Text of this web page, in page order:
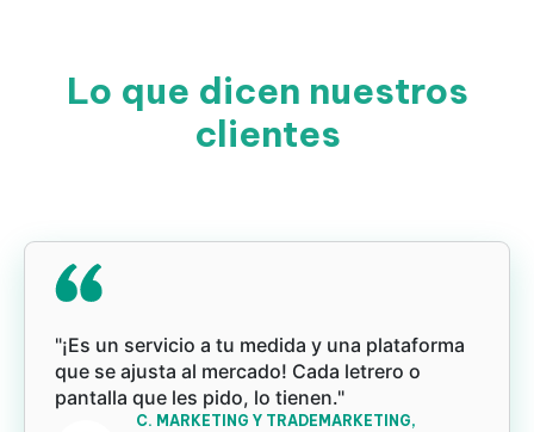
Lo que dicen nuestros
clientes
"¡Es un servicio a tu medida y una plataforma
que se ajusta al mercado! Cada letrero o
pantalla que les pido, lo tienen."
C. MARKETING Y TRADEMARKETING,